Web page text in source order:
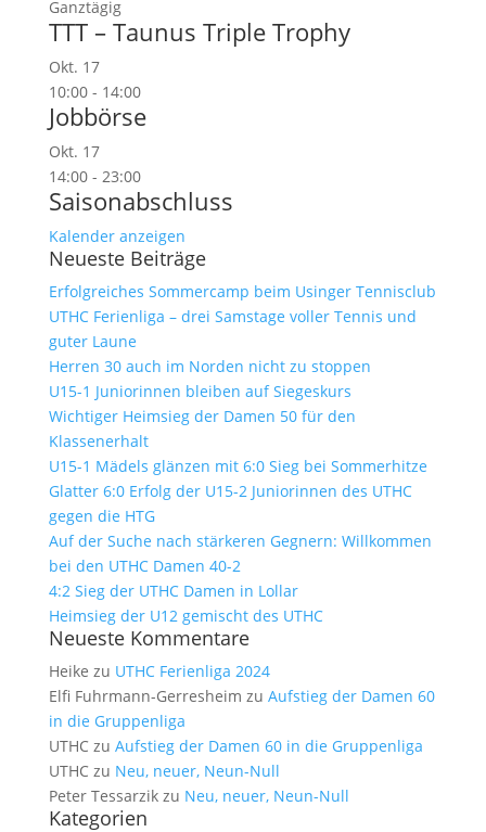
Ganztägig
TTT – Taunus Triple Trophy
Okt. 17
10:00- 14:00
Jobbörse
Okt. 17
14:00- 23:00
Saisonabschluss
Kalender anzeigen
Neueste Beiträge
Erfolgreiches Sommercamp beim Usinger Tennisclub
UTHC Ferienliga – drei Samstage voller Tennis und
guter Laune
Herren 30 auch im Norden nicht zu stoppen
U15-1 Juniorinnen bleiben auf Siegeskurs
Wichtiger Heimsieg der Damen 50 für den
Klassenerhalt
U15-1 Mädels glänzen mit 6:0 Sieg bei Sommerhitze
Glatter 6:0 Erfolg der U15-2 Juniorinnen des UTHC
gegen die HTG
Auf der Suche nach stärkeren Gegnern: Willkommen
bei den UTHC Damen 40-2
4:2 Sieg der UTHC Damen in Lollar
Heimsieg der U12 gemischt des UTHC
Neueste Kommentare
Heike zu UTHC Ferienliga 2024
Elfi Fuhrmann-Gerresheim zu Aufstieg der Damen 60
in die Gruppenliga
UTHCzu Aufstieg der Damen 60 in die Gruppenliga
UTHCzu Neu, neuer, Neun-Null
Peter Tessarzikzu Neu, neuer, Neun-Null
Kategorien